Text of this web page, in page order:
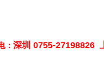
： 深圳 0755-27198826